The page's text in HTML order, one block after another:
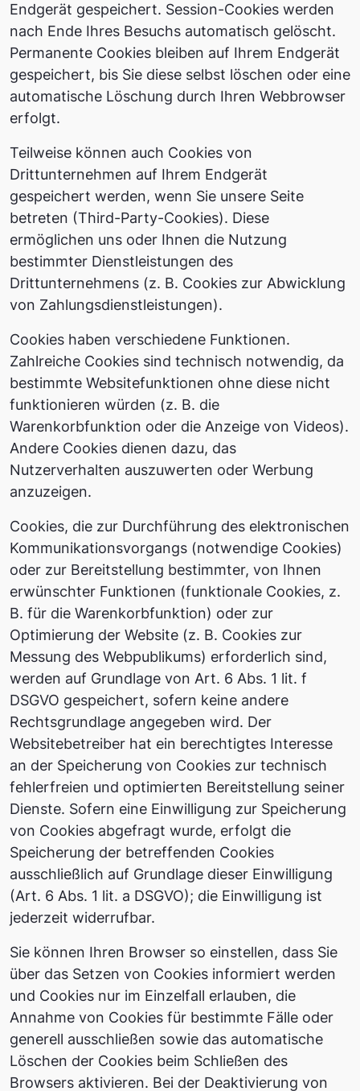
Endgerät gespeichert. Session-Cookies werden
nach Ende Ihres Besuchs automatisch gelöscht.
Permanente Cookies bleiben auf Ihrem Endgerät
gespeichert, bis Sie diese selbst löschen oder eine
automatische Löschung durch Ihren Webbrowser
erfolgt.
Teilweise können auch Cookies von
Drittunternehmen auf Ihrem Endgerät
gespeichert werden, wenn Sie unsere Seite
betreten (Third-Party-Cookies). Diese
ermöglichen uns oder Ihnen die Nutzung
bestimmter Dienstleistungen des
Drittunternehmens (z. B. Cookies zur Abwicklung
von Zahlungsdienstleistungen).
Cookies haben verschiedene Funktionen.
Zahlreiche Cookies sind technisch notwendig, da
bestimmte Websitefunktionen ohne diese nicht
funktionieren würden (z. B. die
Warenkorbfunktion oder die Anzeige von Videos).
Andere Cookies dienen dazu, das
Nutzerverhalten auszuwerten oder Werbung
anzuzeigen.
Cookies, die zur Durchführung des elektronischen
Kommunikationsvorgangs (notwendige Cookies)
oder zur Bereitstellung bestimmter, von Ihnen
erwünschter Funktionen (funktionale Cookies, z.
B. für die Warenkorbfunktion) oder zur
Optimierung der Website (z. B. Cookies zur
Messung des Webpublikums) erforderlich sind,
werden auf Grundlage von Art. 6 Abs. 1 lit. f
DSGVO gespeichert, sofern keine andere
Rechtsgrundlage angegeben wird. Der
Websitebetreiber hat ein berechtigtes Interesse
an der Speicherung von Cookies zur technisch
fehlerfreien und optimierten Bereitstellung seiner
Dienste. Sofern eine Einwilligung zur Speicherung
von Cookies abgefragt wurde, erfolgt die
Speicherung der betreffenden Cookies
ausschließlich auf Grundlage dieser Einwilligung
(Art. 6 Abs. 1 lit. a DSGVO); die Einwilligung ist
jederzeit widerrufbar.
Sie können Ihren Browser so einstellen, dass Sie
über das Setzen von Cookies informiert werden
und Cookies nur im Einzelfall erlauben, die
Annahme von Cookies für bestimmte Fälle oder
generell ausschließen sowie das automatische
Löschen der Cookies beim Schließen des
Browsers aktivieren. Bei der Deaktivierung von